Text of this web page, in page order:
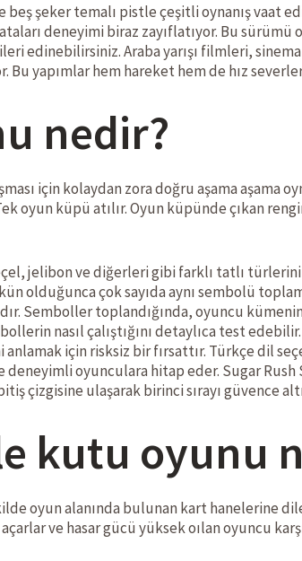
beş şeker temalı pistle çeşitli oynanış vaat
deneyimi biraz zayıflatıyor. Bu
edinebilirsiniz. Araba yarışı filmleri,
Bu yapımlar hem hareket hem de hız
nedir?
için kolaydan zora doğru aşama aşama
oyun küpü atılır. Oyun küpünde çıkan
jelibon ve diğerleri gibi farklı tatlı
olduğunca çok sayıda aynı sembolü
Semboller toplandığında, oyuncu
nasıl çalıştığını detaylıca test
için risksiz bir fırsattır. Türkçe dil
oyunculara hitap eder. Sugar Rush
çizgisine ulaşarak birinci sırayı güvence
kutu oyunu
oyun alanında bulunan kart hanelerine
ve hasar gücü yüksek oılan oyuncu